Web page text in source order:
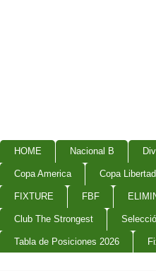
HOME Nacional B
Copa America Copa
FIXTURE FBF
Club The Strongest
Tabla de Posiciones 2026